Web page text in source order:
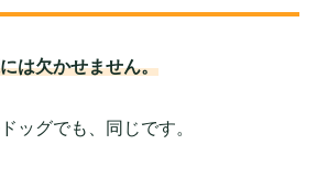
は欠かせません。
ッグでも、同じです。